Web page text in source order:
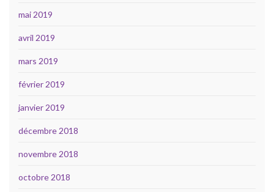
mai 2019
avril 2019
mars 2019
février 2019
janvier 2019
décembre 2018
novembre 2018
octobre 2018